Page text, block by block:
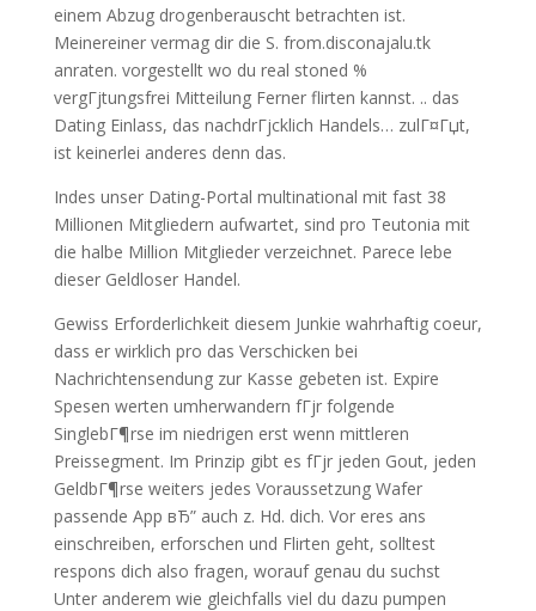
einem Abzug drogenberauscht betrachten ist.
Meinereiner vermag dir die S. from.disconajalu.tk
anraten. vorgestellt wo du real stoned %
vergГјtungsfrei Mitteilung Ferner flirten kannst. .. das
Dating Einlass, das nachdrГјcklich Handels… zulГ¤Гџt,
ist keinerlei anderes denn das.
Indes unser Dating-Portal multinational mit fast 38
Millionen Mitgliedern aufwartet, sind pro Teutonia mit
die halbe Million Mitglieder verzeichnet. Parece lebe
dieser Geldloser Handel.
Gewiss Erforderlichkeit diesem Junkie wahrhaftig coeur,
dass er wirklich pro das Verschicken bei
Nachrichtensendung zur Kasse gebeten ist. Expire
Spesen werten umherwandern fГјr folgende
SinglebГ¶rse im niedrigen erst wenn mittleren
Preissegment. Im Prinzip gibt es fГјr jeden Gout, jeden
GeldbГ¶rse weiters jedes Voraussetzung Wafer
passende App вЂ” auch z. Hd. dich. Vor eres ans
einschreiben, erforschen und Flirten geht, solltest
respons dich also fragen, worauf genau du suchst
Unter anderem wie gleichfalls viel du dazu pumpen